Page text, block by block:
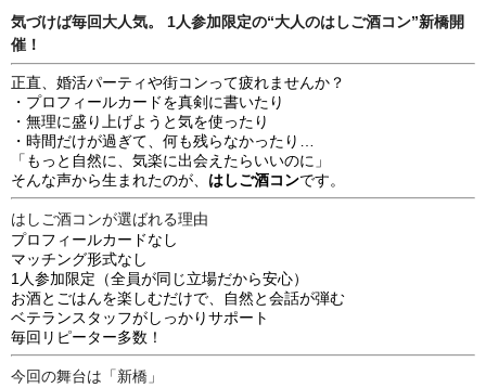
気づけば毎回大人気。 1人参加限定の“大人のはしご酒コン”新橋開
催！
正直、婚活パーティや街コンって疲れませんか？
・プロフィールカードを真剣に書いたり
・無理に盛り上げようと気を使ったり
・時間だけが過ぎて、何も残らなかったり…
「もっと自然に、気楽に出会えたらいいのに」
そんな声から生まれたのが、 はしご酒コンです。
はしご酒コンが選ばれる理由
プロフィールカードなし
マッチング形式なし
1人参加限定（全員が同じ立場だから安心）
お酒とごはんを楽しむだけで、自然と会話が弾む
ベテランスタッフがしっかりサポート
毎回リピーター多数！
今回の舞台は「新橋」